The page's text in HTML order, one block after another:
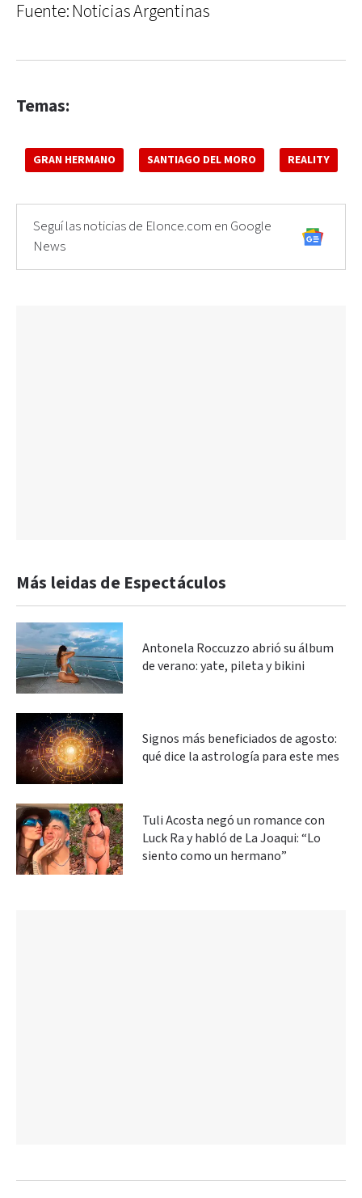
Fuente: Noticias Argentinas
Temas:
GRAN HERMANO SANTIAGO DEL MORO REALITY
Seguí las noticias de Elonce.com en Google
News
Más leidas de Espectáculos
Antonela Roccuzzo abrió su álbum
de verano: yate, pileta y bikini
Signos más beneficiados de agosto:
qué dice la astrología para este mes
Tuli Acosta negó un romance con
Luck Ra y habló de La Joaqui: “Lo
siento como un hermano”